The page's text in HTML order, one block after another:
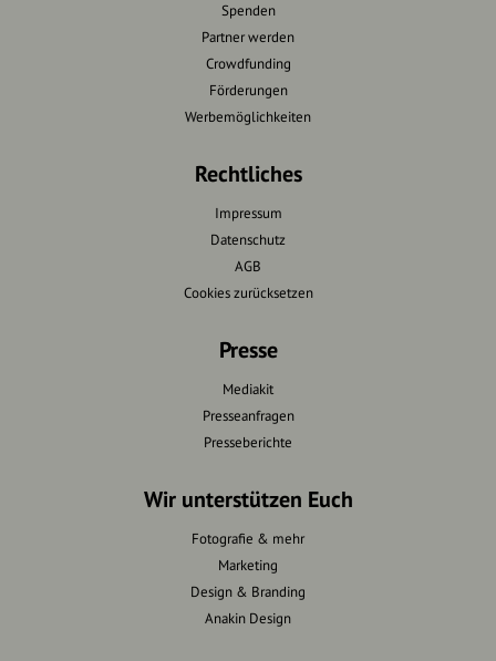
Spenden
Partner werden
Crowdfunding
Förderungen
Werbemöglichkeiten
Rechtliches
Impressum
Datenschutz
AGB
Cookies zurücksetzen
Presse
Mediakit
Presseanfragen
Presseberichte
Wir unterstützen Euch
Fotografie & mehr
Marketing
Design & Branding
Anakin Design